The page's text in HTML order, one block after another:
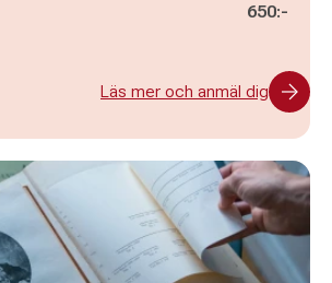
650:-
Läs mer och anmäl dig